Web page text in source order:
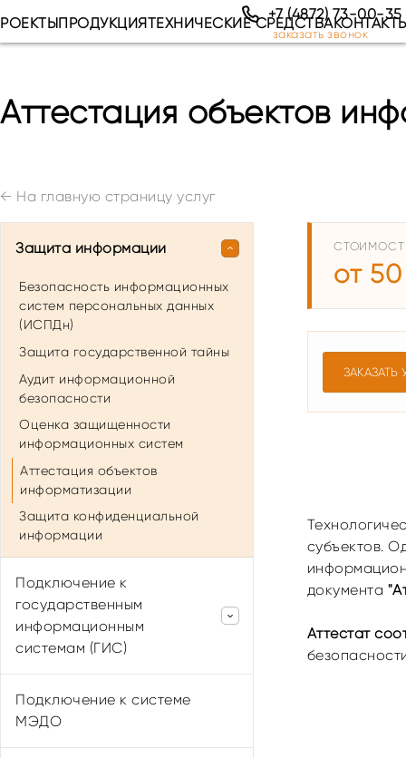
ПРОДУКЦИЯТЕХНИЧЕСКИЕ СРЕДСТВА+7 (4872) 73-00-35
заказать звонок
Аттестация объектов
← На главную страницу услуг
Защита информации
Безопасность информационных
систем персональных данных
(ИСПДн)
Защита государственной тайны
Аудит информационной
безопасности
Оценка защищенности
информационных систем
Аттестация объектов
информатизации
Защита конфиденциальной
информации
Подключение к
государственным
информационным
системам (ГИС)
Образование Тульской области
Подключение к системе
МЭДО
от
ЗАКАЗАТЬ
субъектов.
документа
Аттестат